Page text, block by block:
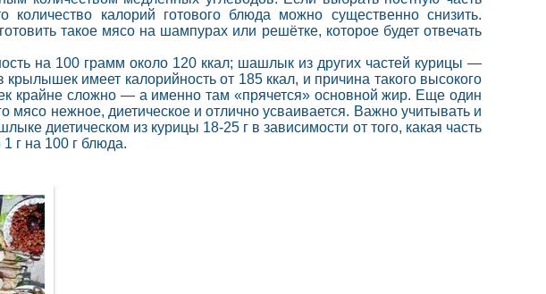
калорий готового блюда можно существенно снизить.
такое мясо на шампурах или решётке, которое будет отвечать
на 100 грамм около 120 ккал; шашлык из других частей курицы —
имеет калорийность от 185 ккал, и причина такого высокого
крайне сложно — а именно там «прячется» основной жир. Еще один
нежное, диетическое и отлично усваивается. Важно учитывать и
диетическом из курицы 18-25 г в зависимости от того, какая часть
г на 100 г блюда.